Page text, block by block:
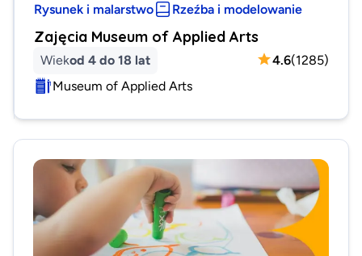
Rysunek i malarstwo Rzeźba i modelowanie
Zajęcia Museum of Applied Arts
Wiekod 4 do 18 lat 4.6(1285)
Museum of Applied Arts